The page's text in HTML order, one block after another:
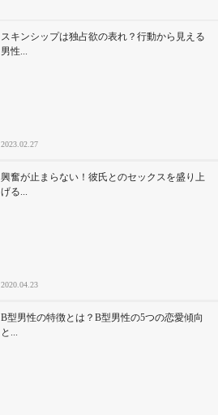
スキンシップは独占欲の表れ？行動から見える
男性...
2023.02.27
興奮が止まらない！彼氏とのセックスを盛り上
げる...
2020.04.23
B型男性の特徴とは？B型男性の5つの恋愛傾向
と...